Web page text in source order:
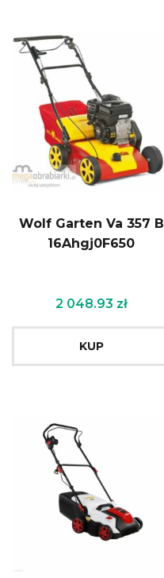
Wolf Garten Va 357 B
16Ahgj0F650
2 048.93 zł
KUP